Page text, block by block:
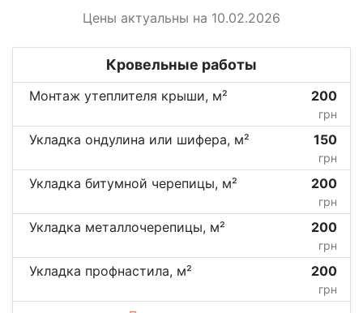
Цены актуальны на 10.02.2026
Кровельные работы
Монтаж утеплителя крыши, м² 200
грн
Укладка ондулина или шифера, м² 150
грн
Укладка битумной черепицы, м² 200
грн
Укладка металлочерепицы, м² 200
грн
Укладка профнастила, м² 200
грн